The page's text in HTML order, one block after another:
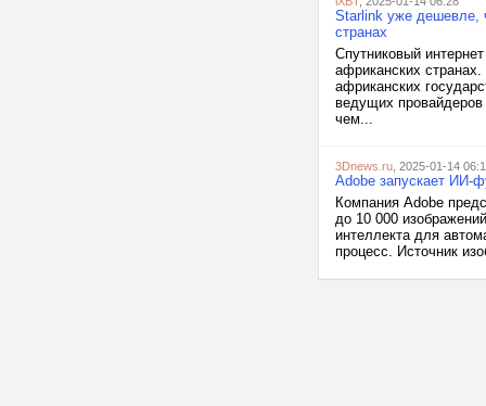
Starlink уже дешевле,
странах
Спутниковый
африканских
африканских
ведущих провайдеров
чем...
3Dnews.ru , 2025-01-14
Adobe запускает ИИ-
Компания Adobe
до 10 000
интеллекта для
процесс. Источник